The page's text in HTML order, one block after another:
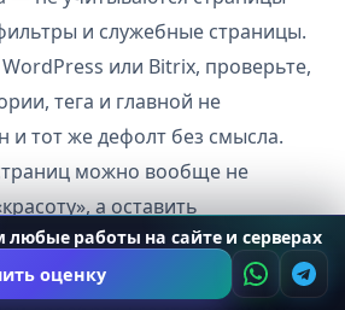
и служебные страницы.
WordPress или Bitrix, проверьте,
тега и главной не
и тот же дефолт без смысла.
можно вообще не
а оставить
Но лучше всё же настроить
Я обычно это делаю в
любые работы на сайте и серверах
оценку